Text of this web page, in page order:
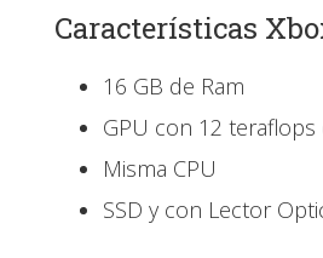
Características
16 GB de Ram
GPU con 12
Misma CPU
SSD y con Lector